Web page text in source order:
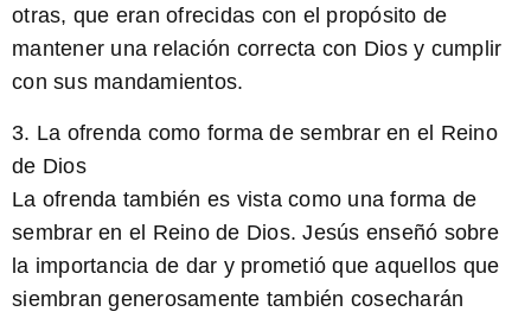
otras, que eran ofrecidas con el propósito de
mantener una relación correcta con Dios y cumplir
con sus mandamientos.
3. La ofrenda como forma de sembrar en el Reino
de Dios
La ofrenda también es vista como una forma de
sembrar en el Reino de Dios. Jesús enseñó sobre
la importancia de dar y prometió que aquellos que
siembran generosamente también cosecharán